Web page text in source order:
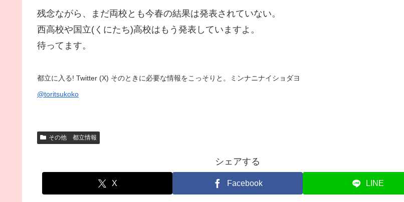
残念ながら、まだ両校とも今春の結果は発表されていない。
西高校や国立(くにたち)高校はもう発表していますよ。
待ってます。
都立に入る! Twitter (X) そのときに必要な情報をこっそりと。ミンナニナイショダヨ
@toritsukoko
その他 都立情報
シェアする
X Facebook LINE